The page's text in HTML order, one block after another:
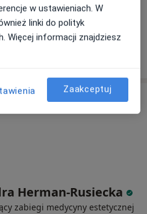
od 100 zł
Herman-Rusiecka
zabiegi medycyny estetycznej
w ustawieniach. W
linki do polityk
Więcej informacji znajdziesz
Zaakceptuj